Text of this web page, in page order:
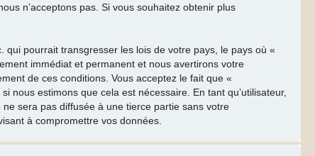
n’acceptons pas. Si vous souhaitez obtenir plus
pourrait transgresser les lois de votre pays, le pays où «
immédiat et permanent et nous avertirons votre
de ces conditions. Vous acceptez le fait que «
nous estimons que cela est nécessaire. En tant qu’utilisateur,
sera pas diffusée à une tierce partie sans votre
à compromettre vos données.